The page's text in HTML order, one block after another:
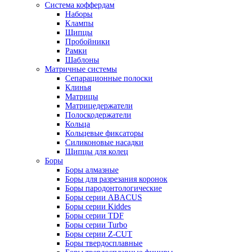
Система коффердам
Наборы
Клампы
Щипцы
Пробойники
Рамки
Шаблоны
Матричные системы
Сепарационные полоски
Клинья
Матрицы
Матрицедержатели
Полоскодержатели
Кольца
Кольцевые фиксаторы
Силиконовые насадки
Щипцы для колец
Боры
Боры алмазные
Боры для разрезания коронок
Боры пародонтологические
Боры серии ABACUS
Боры серии Kiddes
Боры серии TDF
Боры серии Turbo
Боры серии Z-CUT
Боры твердосплавные